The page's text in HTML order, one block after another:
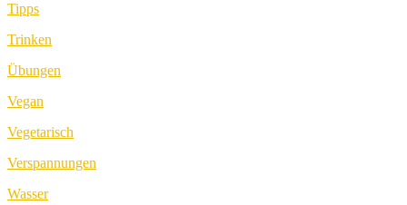
Tipps
Trinken
Übungen
Vegan
Vegetarisch
Verspannungen
Wasser